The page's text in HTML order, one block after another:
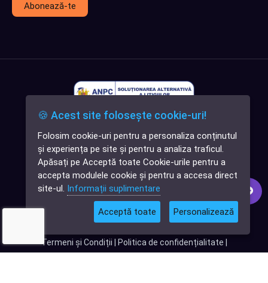
✕
Cauți o aplicație
software?
Abonează-te
Softlead• Toate drepturile rezervate |
Termeni și Condiții
Politica de confidențialitate
🍪 Acest site folosește cookie-uri!
Folosim cookie-uri pentru a personaliza conținutul
și experiența pe site și pentru a analiza traficul.
Apăsați pe Acceptă toate Cookie-urile pentru a
accepta modulele cookie și pentru a accesa direct
site-ul. Informații suplimentare
Acceptă toate Personalizează